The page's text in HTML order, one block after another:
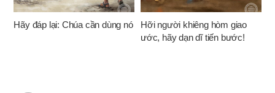
Hãy đáp lại: Chúa cần dùng nó
Hỡi người khiêng hòm giao
ước, hãy dạn dĩ tiến bước!